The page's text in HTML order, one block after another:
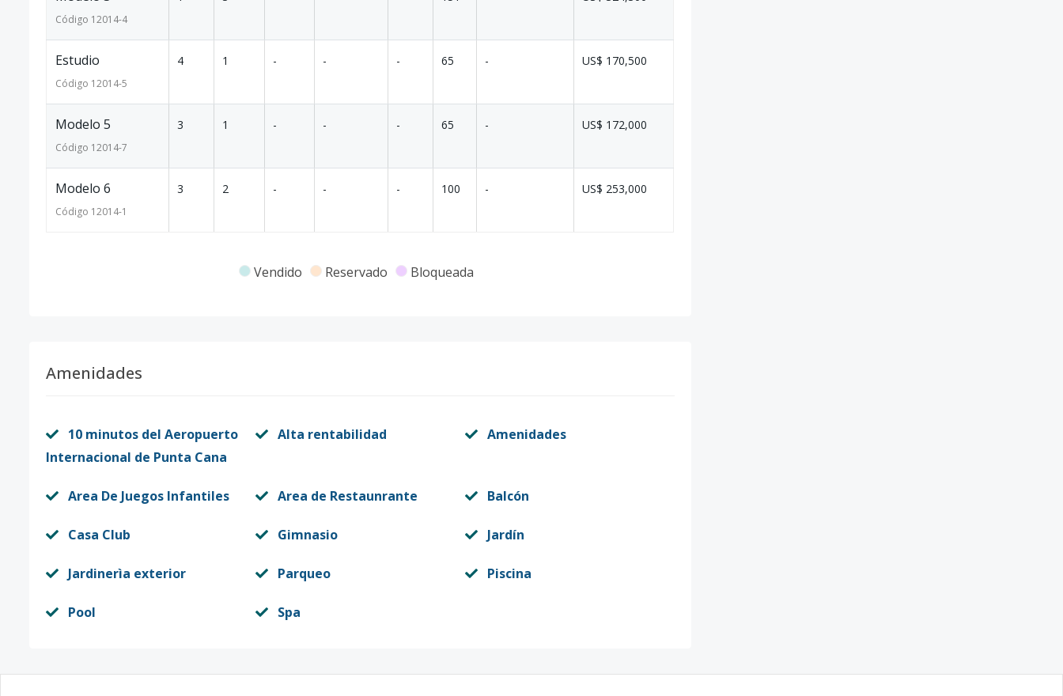
Código 12014-4
Estudio
Código 12014-5
4 1 - - - 65 - US$ 170,500
Modelo 5
Código 12014-7
3 1 - - - 65 - US$ 172,000
Modelo 6
Código 12014-1
3 2 - - - 100 - US$ 253,000
Vendido Reservado Bloqueada
Amenidades
10 minutos del Aeropuerto
Internacional de Punta Cana
Alta rentabilidad Amenidades
Area De Juegos Infantiles Area de Restaunrante Balcón
Casa Club Gimnasio Jardín
Jardinerìa exterior Parqueo Piscina
Pool Spa